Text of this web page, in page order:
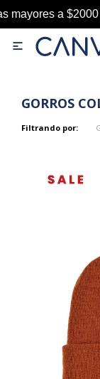
mayores a

GORROS
Filtrando por: